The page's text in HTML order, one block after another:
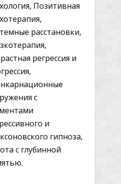
Позитивная
расстановки,
регрессия и
с
и
гипноза,
с глубинной